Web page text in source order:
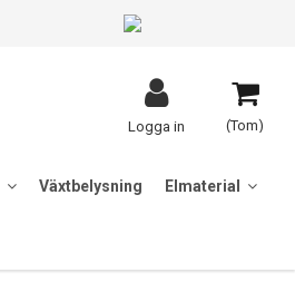
(Tom)
Logga in
Växtbelysning Elmaterial